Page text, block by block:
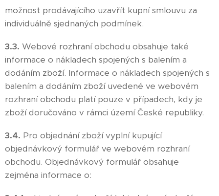
možnost prodávajícího uzavřít kupní smlouvu za
individuálně sjednaných podmínek.
3.3. Webové rozhraní obchodu obsahuje také
informace o nákladech spojených s balením a
dodáním zboží. Informace o nákladech spojených s
balením a dodáním zboží uvedené ve webovém
rozhraní obchodu platí pouze v případech, kdy je
zboží doručováno v rámci území České republiky.
3.4. Pro objednání zboží vyplní kupující
objednávkový formulář ve webovém rozhraní
obchodu. Objednávkový formulář obsahuje
zejména informace o: